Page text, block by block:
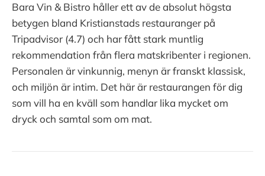
Bara Vin & Bistro håller ett av de absolut högsta
betygen bland Kristianstads restauranger på
Tripadvisor (4.7) och har fått stark muntlig
rekommendation från flera matskribenter i regionen.
Personalen är vinkunnig, menyn är franskt klassisk,
och miljön är intim. Det här är restaurangen för dig
som vill ha en kväll som handlar lika mycket om
dryck och samtal som om mat.